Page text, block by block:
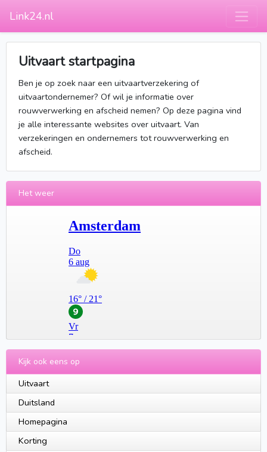
Link24.nl
Uitvaart startpagina
Ben je op zoek naar een uitvaartverzekering of
uitvaartondernemer? Of wil je informatie over
rouwverwerking en afscheid nemen? Op deze pagina vind
je alle interessante websites over uitvaart. Van
verzekeringen en ondernemers tot rouwverwerking en
afscheid.
Het weer
Kijk ook eens op
Uitvaart
Duitsland
Homepagina
Korting